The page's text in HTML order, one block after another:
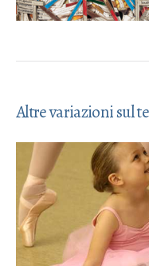
Altre variazioni sul